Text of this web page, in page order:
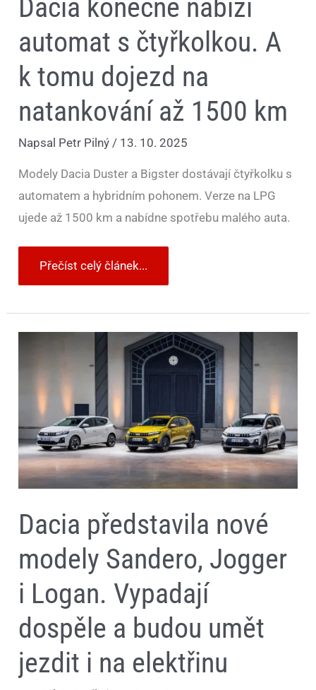
Dacia konečně nabízí
automat s čtyřkolkou. A
k tomu dojezd na
natankování až 1500 km
Napsal Petr Pilný / 13. 10. 2025
Modely Dacia Duster a Bigster dostávají čtyřkolku s
automatem a hybridním pohonem. Verze na LPG
ujede až 1500 km a nabídne spotřebu malého auta.
Přečíst celý článek...
Dacia představila nové
modely Sandero, Jogger
i Logan. Vypadají
dospěle a budou umět
jezdit i na elektřinu
Dacia
modely
Sandero,
Jogger
i
Logan.
Vypadají
dospěle
a
budou
umět
jezdit
na
elektřinu